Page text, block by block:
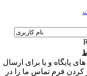
پایگاه و یا برای ارسال
کردن فرم تماس ما را در